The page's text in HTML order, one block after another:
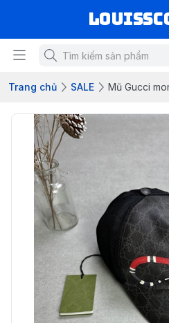
Trang chủ SALE Mũ Gucci